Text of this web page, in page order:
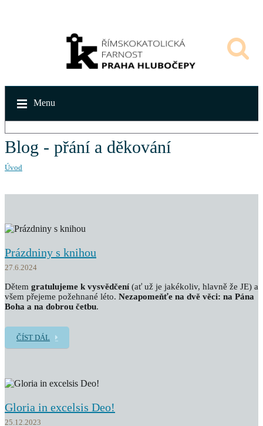
Menu
Blog - přání a děkování
Úvod
Prázdniny s knihou
27.6.2024
Dětem gratulujeme k vysvědčení(ať už je jakékoliv, hlavně že JE) a
všem přejeme požehnané léto. Nezapomeňťe na dvě věci: na Pána
Boha a na dobrou četbu.
ČÍST DÁL
Gloria in excelsis Deo!
25.12.2023